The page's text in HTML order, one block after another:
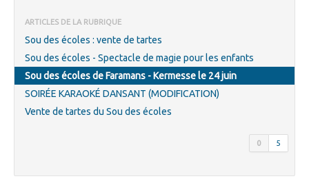
ARTICLES DE LA RUBRIQUE
Sou des écoles : vente de tartes
Sou des écoles - Spectacle de magie pour les enfants
Sou des écoles de Faramans - Kermesse le 24 juin
SOIRÉE KARAOKÉ DANSANT (MODIFICATION)
Vente de tartes du Sou des écoles
0 5